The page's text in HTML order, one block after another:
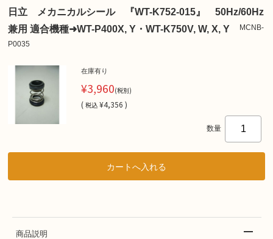
日立 メカニカルシール 『WT-K752-015』 50Hz/60Hz
兼用 適合機種➜WT-P400X, Y・WT-K750V, W, X, Y
MCNB-
P0035
在庫有り
¥3,960(税別)
( 税込 ¥4,356 )
数量
商品説明